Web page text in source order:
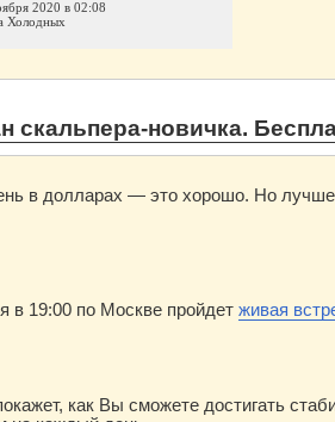
2020 в 02:08
Холодных
скальпера-новичка.
в долларах — это хорошо. Но
в 19:00 по Москве пройдет живая
как Вы сможете достигать